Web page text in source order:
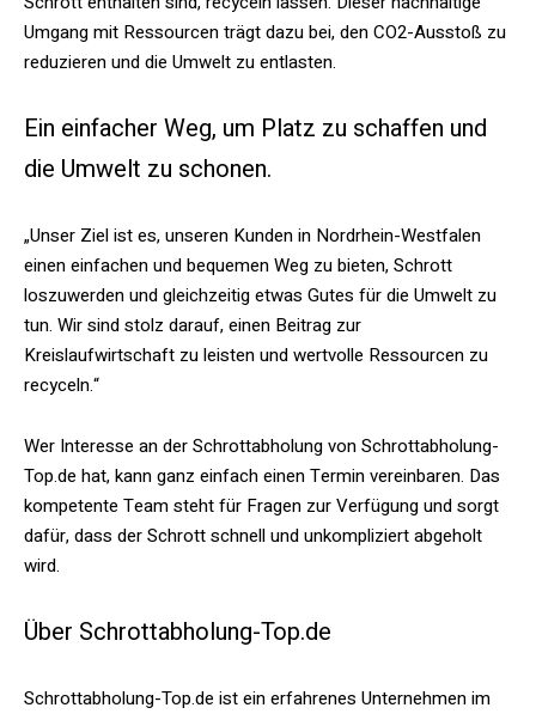
Umgang mit Ressourcen trägt dazu bei, den CO2-Ausstoß zu
reduzieren und die Umwelt zu entlasten.
Ein einfacher Weg, um Platz zu schaffen und
die Umwelt zu schonen.
„Unser Ziel ist es, unseren Kunden in Nordrhein-Westfalen
einen einfachen und bequemen Weg zu bieten, Schrott
loszuwerden und gleichzeitig etwas Gutes für die Umwelt zu
tun. Wir sind stolz darauf, einen Beitrag zur
Kreislaufwirtschaft zu leisten und wertvolle Ressourcen zu
recyceln.“
Wer Interesse an der Schrottabholung von Schrottabholung-
Top.de hat, kann ganz einfach einen Termin vereinbaren. Das
kompetente Team steht für Fragen zur Verfügung und sorgt
dafür, dass der Schrott schnell und unkompliziert abgeholt
wird.
Über Schrottabholung-Top.de
Schrottabholung-Top.de ist ein erfahrenes Unternehmen im